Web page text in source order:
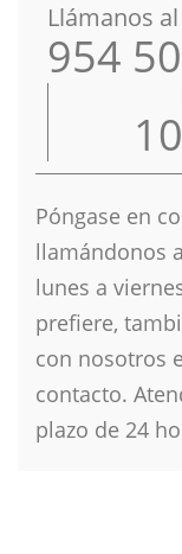
Llámanos al
954
Póngase en
llamándonos
lunes a
prefiere,
con nosotros
contacto.
plazo de 24